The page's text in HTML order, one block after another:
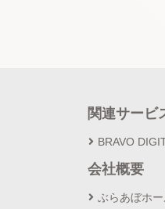
関連サービ
BRAVO
会社概要
ぶらあぼホ